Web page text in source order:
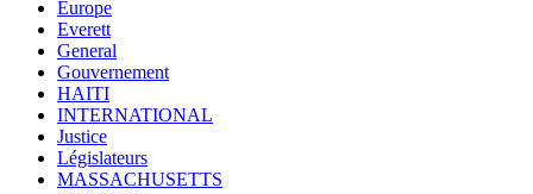
Europe
Everett
General
Gouvernement
HAITI
INTERNATIONAL
Justice
Législateurs
MASSACHUSETTS